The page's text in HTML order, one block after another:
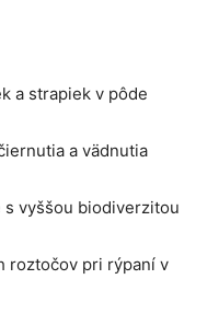
a strapiek v pôde
a vädnutia
vyššou biodiverzitou
roztočov pri rýpaní v